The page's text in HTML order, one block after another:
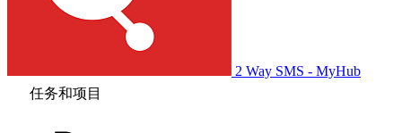
2 Way SMS - MyHub
任务和项目